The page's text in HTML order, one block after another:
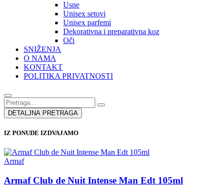
Usne
Unisex setovi
Unisex parfemi
Dekorativna i preparativna koz
Oči
SNIŽENJA
O NAMA
KONTAKT
POLITIKA PRIVATNOSTI
DETALJNA PRETRAGA
IZ PONUDE IZDVAJAMO
Armaf
Armaf Club de Nuit Intense Man Edt 105ml